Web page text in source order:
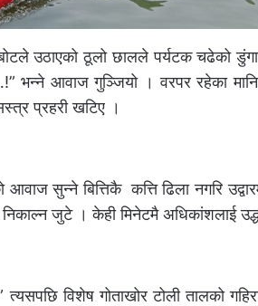
उठाएको ठूलो छालले पर्यटक चढेको
भन्ने आवाज गुञ्जियो । वरपर रहेका
प्रहरी खटिए ।
आवाज सुन्ने बित्तिकै कत्ति ढिला नगरि
निकाल्न जुटे । केही मिनेटमै अधिकांशलाई
विशेष गोताखोर टोली तालको